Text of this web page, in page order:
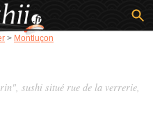
> Montluçon
sushi situé rue de la verrerie,